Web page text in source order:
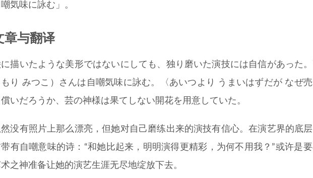
気味に詠む」。
章与翻译
描いたような美形ではないにしても、独り磨いた演技には自信があった
り みつこ）さんは自嘲気味に詠む。〈あいつより うまいはずだが なぜ
いだろうか、芸の神様は果てしない開花を用意していた。
没有照片上那么漂亮，但她对自己磨练出来的演技有信心。在演艺界的底
有自嘲意味的诗：“和她比起来，明明演得更精彩，为何不用我？”或许是
之神准备让她的演艺生涯无尽地绽放下去。